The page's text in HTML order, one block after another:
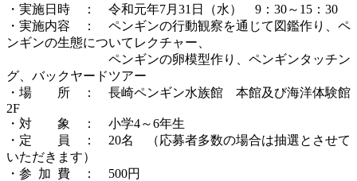
・実施日時 ： 令和元年7月31日（水） 9：30～15：30
・実施内容 ： ペンギンの行動観察を通じて図鑑作り、ペ
ンギンの生態についてレクチャー、
ペンギンの卵模型作り、ペンギンタッチン
グ、バックヤードツアー
・場 所 ： 長崎ペンギン水族館 本館及び海洋体験館
2F
・対 象 ： 小学4～6年生
・定 員 ： 20名 （応募者多数の場合は抽選とさせて
いただきます）
・参 加 費 ： 500円